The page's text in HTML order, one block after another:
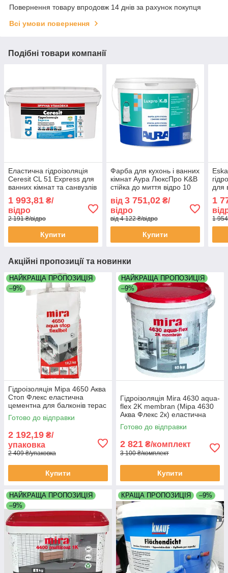
Повернення товару впродовж 14 днів за рахунок покупця
Всі умови повернення
Подібні товари компанії
Еластична гідроізоляція
Ceresit CL 51 Express для
ванних кімнат та санвузлів
1 993,81 ₴/
відро
2 191 ₴/відро
Купити
Фарба для кухонь і ванних
кімнат Аура ЛюксПро K&B
стійка до миття відро 10
від 3 751,02₴/
відро
від 4 122 ₴/відро
Купити
для
1
1
Акційні пропозиції та новинки
НАЙКРАЩА ПРОПОЗИЦІЯ
–9%
Гідроізоляція Міра 4650 Аква
Стоп Флекс еластична
цементна для балконів терас
душевих кімнат мішок 12,5 кг
Готово до відправки
2 192,19 ₴/
упаковка
2 409 ₴/упаковка
Купити
НАЙКРАЩА ПРОПОЗИЦІЯ
–9%
Гідроізоляція Mira 4630 aqua-
flex 2K membran (Міра 4630
Аква Флекс 2к) еластична
двокомпонентна цементна
комплект 10 кг
Готово до відправки
2 821 ₴/комплект
3 100 ₴/комплект
Купити
НАЙКРАЩА ПРОПОЗИЦІЯ
–9%
КРАЩА ПРОПОЗИЦІЯ –9%